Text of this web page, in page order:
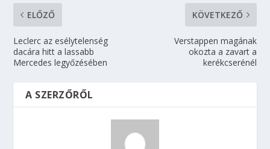
ELŐZŐ
Leclerc az esélytelenség
dacára hitt a lassabb
Mercedes legyőzésében
KÖVETKEZŐ
Verstappen magának
okozta a zavart a
kerékcserénél
A SZERZŐRŐL